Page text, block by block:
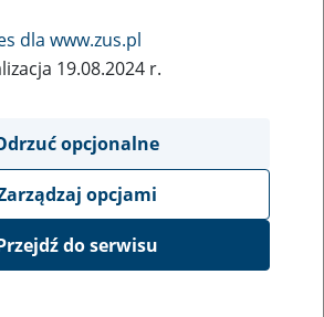
Ubezpieczeń Społecznych
1,3 mln umów o dzieło. Dane z
że umowy te są najczęściej
krótko – często tylko na jeden
większość zgłoszeń trafia do
dla www.zus.pl
19.08.2024 r.
opcjonalne
opcjami
do serwisu